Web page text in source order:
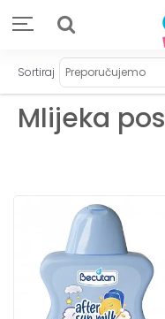
Mlijeka
Sortiraj